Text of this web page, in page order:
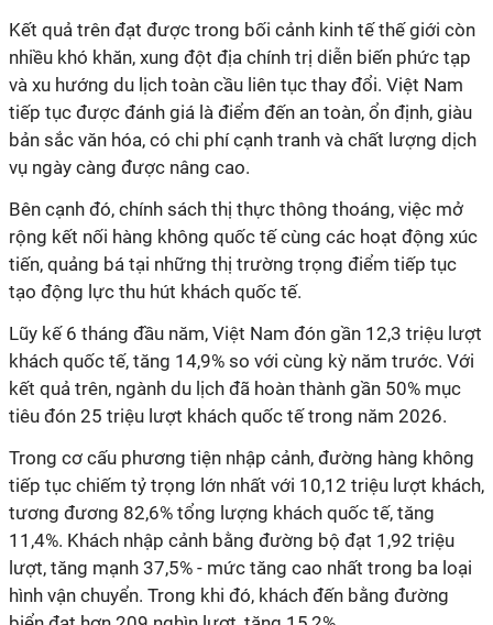
Kết quả trên đạt được trong bối cảnh kinh tế thế giới còn
nhiều khó khăn, xung đột địa chính trị diễn biến phức tạp
và xu hướng du lịch toàn cầu liên tục thay đổi. Việt Nam
tiếp tục được đánh giá là điểm đến an toàn, ổn định, giàu
bản sắc văn hóa, có chi phí cạnh tranh và chất lượng dịch
vụ ngày càng được nâng cao.
Bên cạnh đó, chính sách thị thực thông thoáng, việc mở
rộng kết nối hàng không quốc tế cùng các hoạt động xúc
tiến, quảng bá tại những thị trường trọng điểm tiếp tục
tạo động lực thu hút khách quốc tế.
Lũy kế 6 tháng đầu năm, Việt Nam đón gần 12,3 triệu lượt
khách quốc tế, tăng 14,9% so với cùng kỳ năm trước. Với
kết quả trên, ngành du lịch đã hoàn thành gần 50% mục
tiêu đón 25 triệu lượt khách quốc tế trong năm 2026.
Trong cơ cấu phương tiện nhập cảnh, đường hàng không
tiếp tục chiếm tỷ trọng lớn nhất với 10,12 triệu lượt khách,
tương đương 82,6% tổng lượng khách quốc tế, tăng
11,4%. Khách nhập cảnh bằng đường bộ đạt 1,92 triệu
lượt, tăng mạnh 37,5% - mức tăng cao nhất trong ba loại
hình vận chuyển. Trong khi đó, khách đến bằng đường